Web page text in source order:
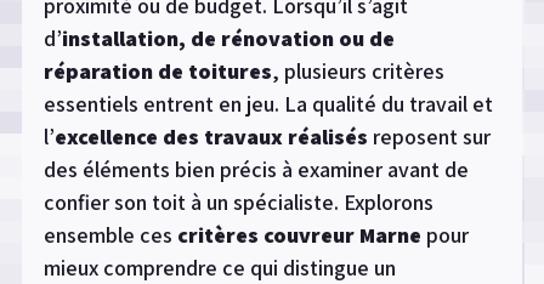
proximité ou de budget. Lorsqu’il s’agit
d’installation, de rénovation ou de
réparation de toitures, plusieurs critères
essentiels entrent en jeu. La qualité du travail et
l’excellence des travaux réalisés reposent sur
des éléments bien précis à examiner avant de
confier son toit à un spécialiste. Explorons
ensemble ces critères couvreur Marne pour
mieux comprendre ce qui distingue un